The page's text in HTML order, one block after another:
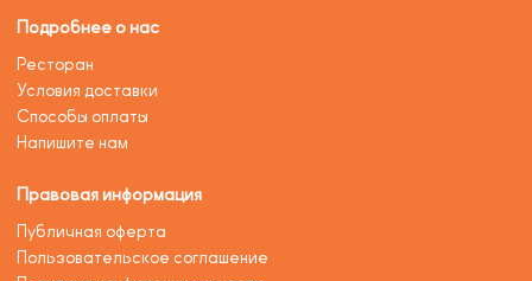
Подробнее о нас
Ресторан
Условия доставки
Способы оплаты
Напишите нам
Правовая информация
Публичная оферта
Пользовательское соглашение